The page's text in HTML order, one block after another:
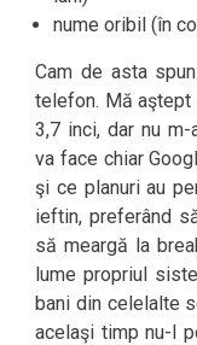
nume oribil (în
Cam de asta
telefon. Mă aştept
3,7 inci, dar nu m-
va face chiar
şi ce planuri au
ieftin, preferând
să meargă la
lume propriul
bani din celelalte
acelaşi timp nu-l